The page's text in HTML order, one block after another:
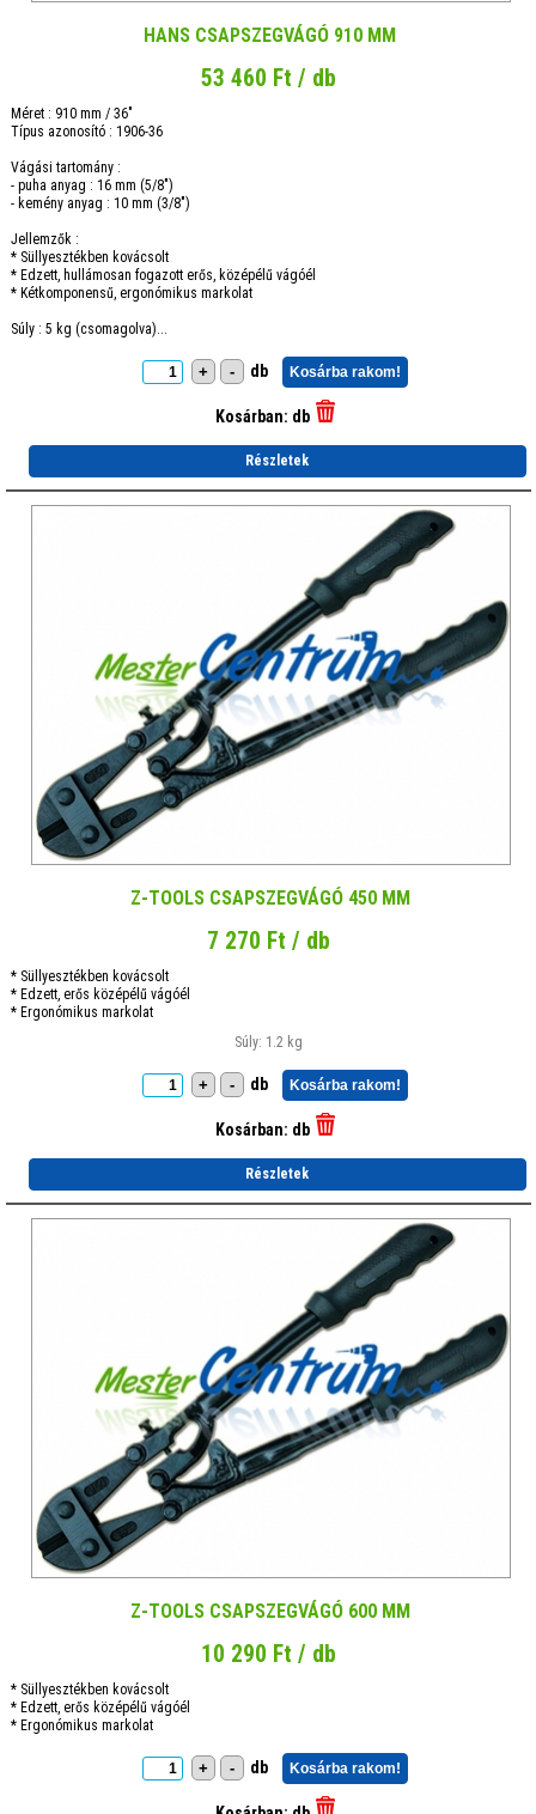
HANS CSAPSZEGVÁGÓ 910 MM
53 460 Ft / db
Méret : 910 mm / 36"
Típus azonosító : 1906-36
Vágási tartomány :
- puha anyag : 16 mm (5/8")
- kemény anyag : 10 mm (3/8")
Jellemzők :
* Süllyesztékben kovácsolt
* Edzett, hullámosan fogazott erős, középélű vágóél
* Kétkomponensű, ergonómikus markolat
Súly : 5 kg (csomagolva)...
+ - db Kosárba rakom!
Kosárban: db
Részletek
Z-TOOLS CSAPSZEGVÁGÓ 450 MM
7 270 Ft / db
* Süllyesztékben kovácsolt
* Edzett, erős középélű vágóél
* Ergonómikus markolat
Súly: 1.2 kg
+ - db Kosárba rakom!
Kosárban: db
Részletek
Z-TOOLS CSAPSZEGVÁGÓ 600 MM
10 290 Ft / db
* Süllyesztékben kovácsolt
* Edzett, erős középélű vágóél
* Ergonómikus markolat
+ - db Kosárba rakom!